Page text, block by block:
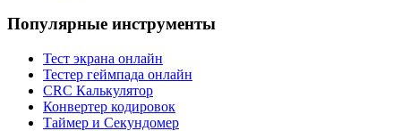
Популярные инструменты
Тест экрана онлайн
Тестер геймпада онлайн
CRC Калькулятор
Конвертер кодировок
Таймер и Секундомер